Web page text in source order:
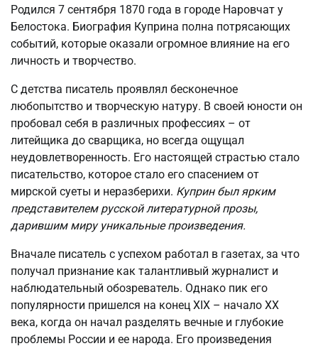
Родился 7 сентября 1870 года в городе Наровчат у
Белостока. Биография Куприна полна потрясающих
событий, которые оказали огромное влияние на его
личность и творчество.
С детства писатель проявлял бесконечное
любопытство и творческую натуру. В своей юности он
пробовал себя в различных профессиях – от
литейщика до сварщика, но всегда ощущал
неудовлетворенность. Его настоящей страстью стало
писательство, которое стало его спасением от
мирской суеты и неразберихи. Куприн был ярким
представителем русской литературной прозы,
дарившим миру уникальные произведения.
Вначале писатель с успехом работал в газетах, за что
получал признание как талантливый журналист и
наблюдательный обозреватель. Однако пик его
популярности пришелся на конец XIX – начало XX
века, когда он начал разделять вечные и глубокие
проблемы России и ее народа. Его произведения